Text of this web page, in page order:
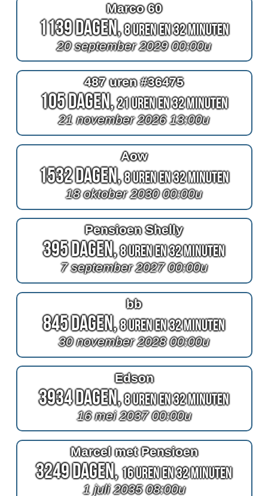
Marco 60
1139 Dagen,8 Uren en 32 Minuten
20 september 2029 00:00u
487 uren #36475
105 Dagen,21 Uren en 32 Minuten
21 november 2026 13:00u
Aow
1532 Dagen,8 Uren en 32 Minuten
18 oktober 2030 00:00u
Pensioen Shelly
395 Dagen,8 Uren en 32 Minuten
7 september 2027 00:00u
bb
845 Dagen,8 Uren en 32 Minuten
30 november 2028 00:00u
Edson
3934 Dagen,8 Uren en 32 Minuten
16 mei 2037 00:00u
Marcel met Pensioen
3249 Dagen,16 Uren en 32 Minuten
1 juli 2035 08:00u